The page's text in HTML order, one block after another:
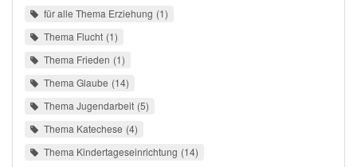
für alle Thema Erziehung 1
Thema Flucht 1
Thema Frieden 1
Thema Glaube 14
Thema Jugendarbeit 5
Thema Katechese 4
Thema Kindertageseinrichtung 14